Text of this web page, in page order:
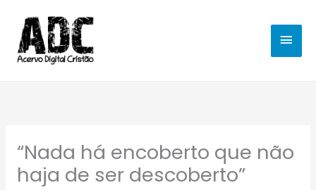
para
conteúdo
“Nada há encoberto que não
haja de ser descoberto”